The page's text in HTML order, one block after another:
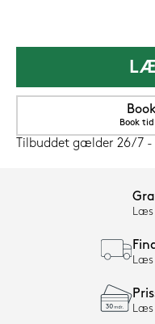
Book
Tilbuddet gælder 26/7
Læs
Læs
Læs